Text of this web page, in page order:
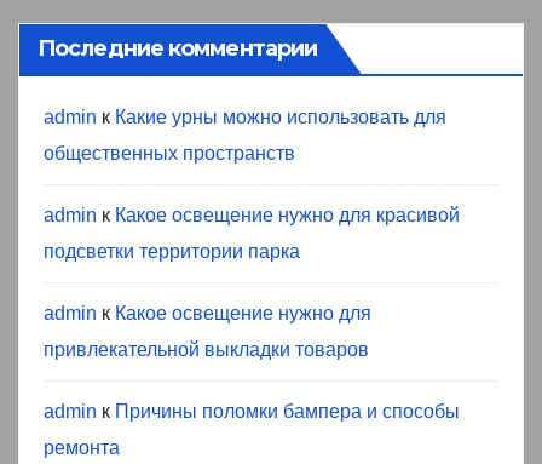
Последние комментарии
admin к Какие урны можно использовать для
общественных пространств
admin к Какое освещение нужно для красивой
подсветки территории парка
admin к Какое освещение нужно для
привлекательной выкладки товаров
admin к Причины поломки бампера и способы
ремонта